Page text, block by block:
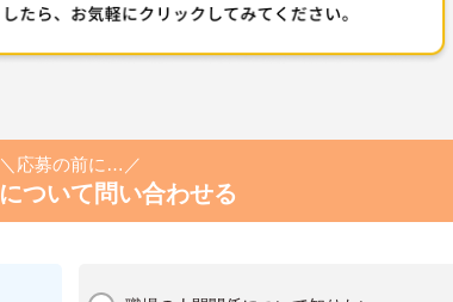
＼応募の前に…／
ついて問い合わせる